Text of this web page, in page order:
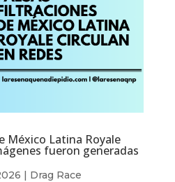
México Latina Royale
fueron generadas
| Drag Race